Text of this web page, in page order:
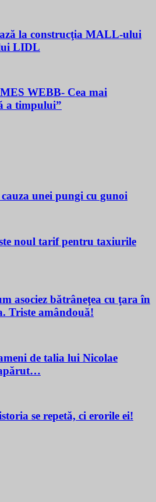
la construcţia MALL-ului
LIDL
WEBB- Cea mai
a timpului”
unei pungi cu gunoi
noul tarif pentru taxiurile
asociez bătrâneţea cu ţara în
Triste amândouă!
de talia lui Nicolae
se repetă, ci erorile ei!